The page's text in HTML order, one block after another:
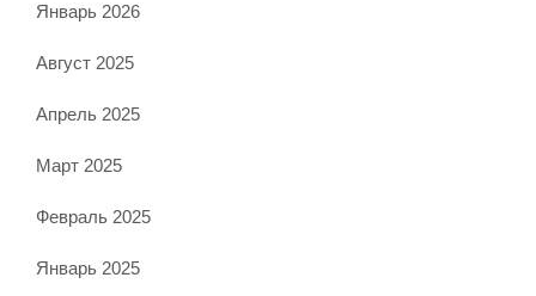
Январь 2026
Август 2025
Апрель 2025
Март 2025
Февраль 2025
Январь 2025